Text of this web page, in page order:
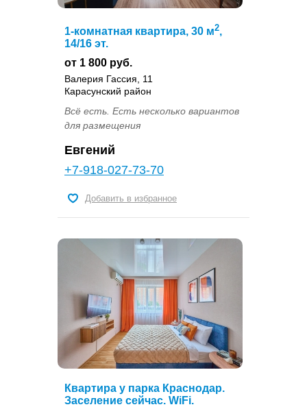
1-комнатная квартира, 30 м2,
14/16 эт.
от 1 800 руб.
Валерия Гассия, 11
Карасунский район
Всё есть. Есть несколько вариантов
для размещения
Евгений
+7-918-027-73-70
Добавить в избранное
Квартира у парка Краснодар.
Заселение сейчас. WiFi.